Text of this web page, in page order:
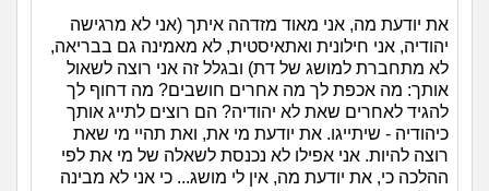
את יודעת מה, אני מאוד מזדהה איתך (אני לא מרגישה
יהודיה, אני חילונית ואתאיסטית, לא מאמינה גם בבריאה,
לא מתחברת למושג של דת) ובגלל זה אני רוצה לשאול
אותך: מה אכפת לך מה אחרים חושבים? מה דחוף לך
להגיד לאחרים שאת לא יהודיה? הם רוצים לתייג אותך
כיהודיה - שיתייגו. את יודעת מי את, ואת תהיי מי שאת
רוצה להיות. אני אפילו לא נכנסת לשאלה של מי את לפי
ההלכה כי, את יודעת מה, אין לי מושג... כי אני לא מבינה